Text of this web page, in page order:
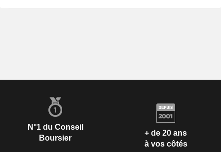
N°1 du Conseil
Boursier
+ de 20 ans
à vos côtés